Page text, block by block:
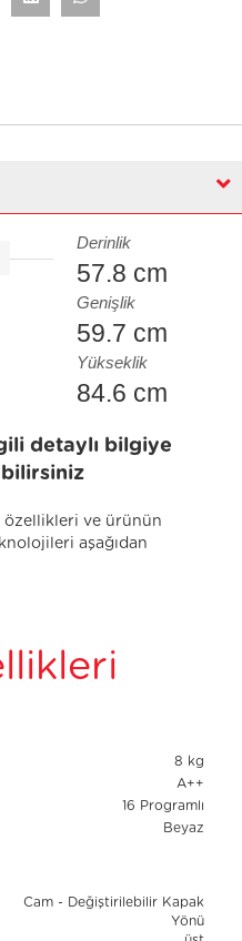
Derinlik
57.8 cm
Genişlik
59.7 cm
Yükseklik
84.6 cm
detaylı bilgiye
özellikleri ve ürünün
aşağıdan
8 kg
A++
16 Programlı
Beyaz
Cam - Değiştirilebilir Kapak
Yönü